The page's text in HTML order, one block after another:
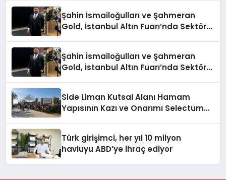
Şahin İsmailoğulları ve Şahmeran
Gold, İstanbul Altın Fuarı’nda Sektöre
Şahin İsmailoğulları ve Şahmeran
Gold, İstanbul Altın Fuarı’nda Sektöre
Side Liman Kutsal Alanı Hamam
Yapısının Kazı ve Onarımı Selectum
Türk girişimci, her yıl 10 milyon
havluyu ABD’ye ihraç ediyor